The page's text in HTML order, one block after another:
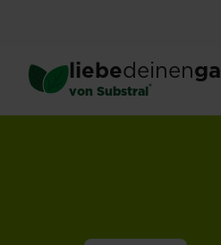
content
liebedeinen
von Substral®